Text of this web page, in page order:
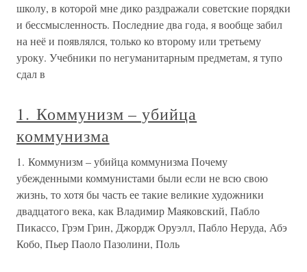
школу, в которой мне дико раздражали советские порядки
и бессмысленность. Последние два года, я вообще забил
на неё и появлялся, только ко второму или третьему
уроку. Учебники по негуманитарным предметам, я тупо
сдал в
1. Коммунизм – убийца
коммунизма
1. Коммунизм – убийца коммунизма Почему
убежденными коммунистами были если не всю свою
жизнь, то хотя бы часть ее такие великие художники
двадцатого века, как Владимир Маяковский, Пабло
Пикассо, Грэм Грин, Джордж Оруэлл, Пабло Неруда, Абэ
Кобо, Пьер Паоло Пазолини, Поль